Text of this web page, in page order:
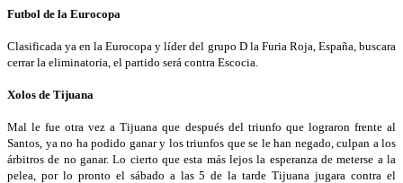
Futbol de la Eurocopa
Clasificada ya en la Eurocopa y líder del grupo D la Furia Roja, España, buscara
cerrar la eliminatoria, el partido será contra Escocia.
Xolos de Tijuana
Mal le fue otra vez a Tijuana que después del triunfo que lograron frente al
Santos, ya no ha podido ganar y los triunfos que se le han negado, culpan a los
árbitros de no ganar. Lo cierto que esta más lejos la esperanza de meterse a la
pelea, por lo pronto el sábado a las 5 de la tarde Tijuana jugara contra el